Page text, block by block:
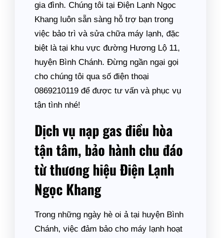
gia đình. Chúng tôi tại Điện Lạnh Ngọc
Khang luôn sẵn sàng hỗ trợ bạn trong
việc bảo trì và sửa chữa máy lạnh, đặc
biệt là tại khu vực đường Hương Lộ 11,
huyện Bình Chánh. Đừng ngần ngại gọi
cho chúng tôi qua số điện thoại
0869210119 để được tư vấn và phục vụ
tận tình nhé!
Dịch vụ nạp gas điều hòa
tận tâm, bảo hành chu đáo
từ thương hiệu Điện Lạnh
Ngọc Khang
Trong những ngày hè oi ả tại huyện Bình
Chánh, việc đảm bảo cho máy lạnh hoạt